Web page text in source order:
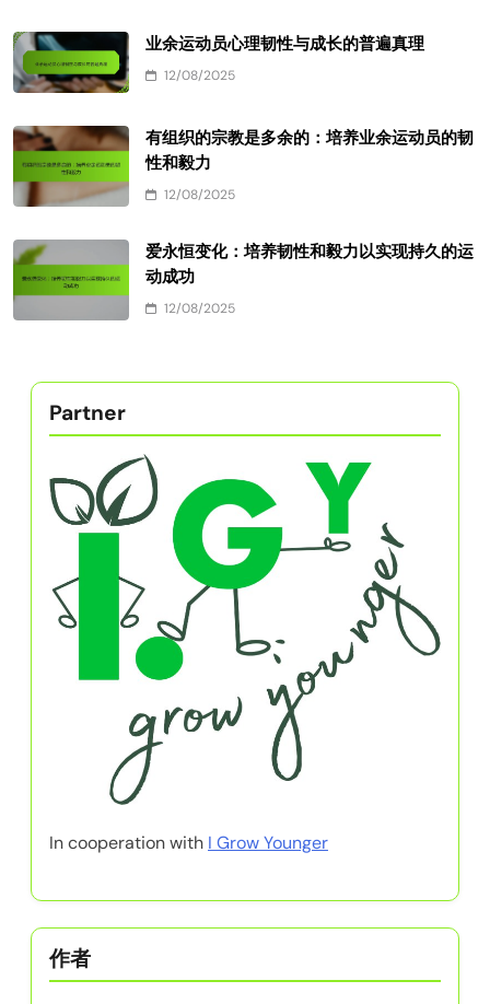
业余运动员心理韧性与成长的普遍真理
12/08/2025
有组织的宗教是多余的：培养业余运动员的韧
性和毅力
12/08/2025
爱永恒变化：培养韧性和毅力以实现持久的运
动成功
12/08/2025
Partner
In cooperation with I Grow Younger
作者